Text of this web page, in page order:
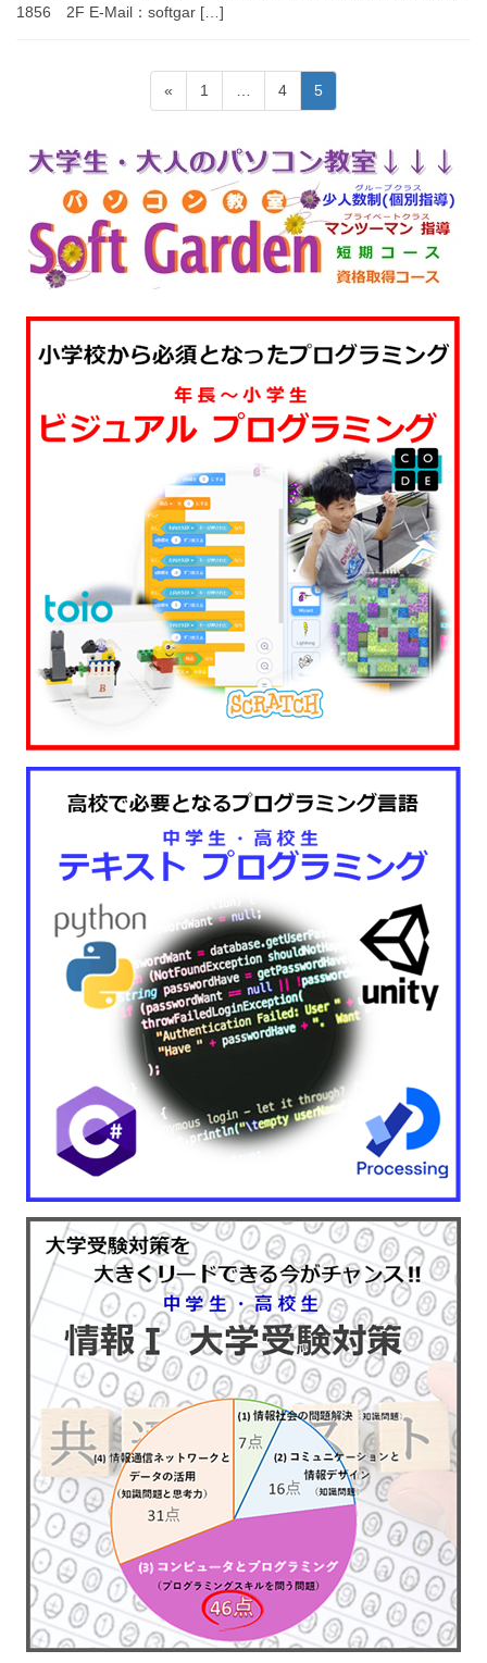
1856 2F E-Mail：softgar […]
の
ペ
ジ
送
«
固
定
ー
ジ
1
固
定
ジ
4
固
定
ー
ジ
5